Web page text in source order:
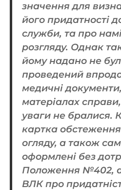
значення для
його придатності
служби, та про
розгляду. Однак
йому надано не
проведений
медичні документи,
матеріалах
уваги не бралися.
картка
огляду, а також
оформлені без
Положення №402,
ВЛК про